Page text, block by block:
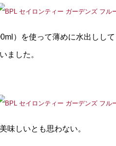
）を使って薄めに水出しし
ました。
味しいとも思わない。